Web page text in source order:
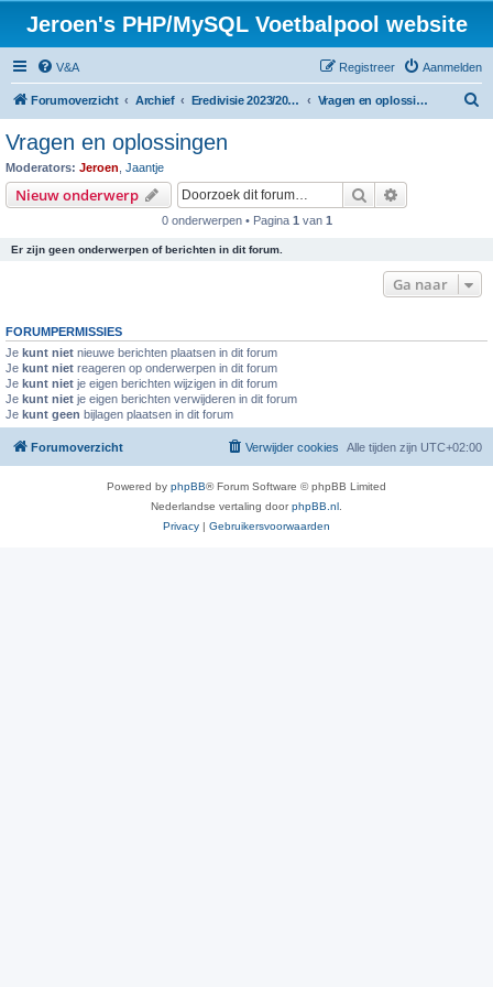
Jeroen's PHP/MySQL Voetbalpool website
V&A Aanmelden
Registreer
Forumoverzicht Archief Eredivisie 2023/2024 voetbalpool Vragen en oplossingen
Vragen en oplossingen
Moderators: Jeroen Jaantje
Nieuw onderwerp Zoek
0 onderwerpen • Pagina 1 van 1
Er zijn geen onderwerpen of berichten in dit forum.
Ga naar
FORUMPERMISSIES
Je kunt niet nieuwe berichten plaatsen in dit forum
Je kunt niet reageren op onderwerpen in dit forum
Je kunt niet je eigen berichten wijzigen in dit forum
Je kunt niet je eigen berichten verwijderen in dit forum
Je kunt geen bijlagen plaatsen in dit forum
Forumoverzicht Alle tijden zijn UTC+02:00
Verwijder cookies
Powered by phpBB® Forum Software © phpBB Limited
Nederlandse vertaling doorphpBB.nl
Privacy | Gebruikersvoorwaarden